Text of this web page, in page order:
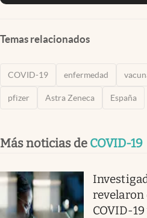
Temas relacionados
COVID-19 enfermedad
pfizer Astra Zeneca España
Más noticias de COVID-19
revelaron
COVID-